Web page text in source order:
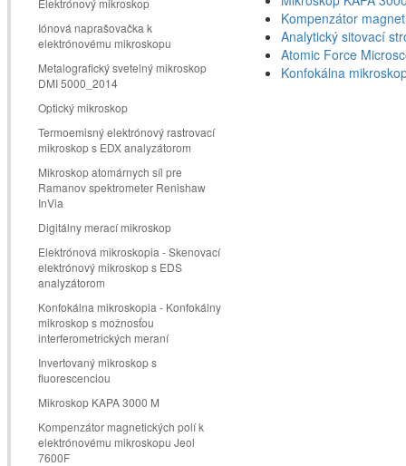
Kompenzátor
Analytický sitovací
Atomic Force
Konfokálna
Elektrónový mikroskop
Iónová naprašovačka k
elektrónovému mikroskopu
Metalografický svetelný mikroskop
DMI 5000_2014
Optický mikroskop
Termoemisný elektrónový rastrovací
mikroskop s EDX analyzátorom
Mikroskop atomárnych síl pre
Ramanov spektrometer Renishaw
InVia
Digitálny merací mikroskop
Elektrónová mikroskopia - Skenovací
elektrónový mikroskop s EDS
analyzátorom
Konfokálna mikroskopia - Konfokálny
mikroskop s možnosťou
interferometrických meraní
Invertovaný mikroskop s
fluorescenciou
Mikroskop KAPA 3000 M
Kompenzátor magnetických polí k
elektrónovému mikroskopu Jeol
7600F